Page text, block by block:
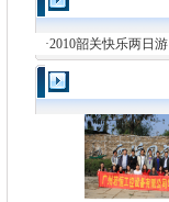
·2010韶关快乐两日游